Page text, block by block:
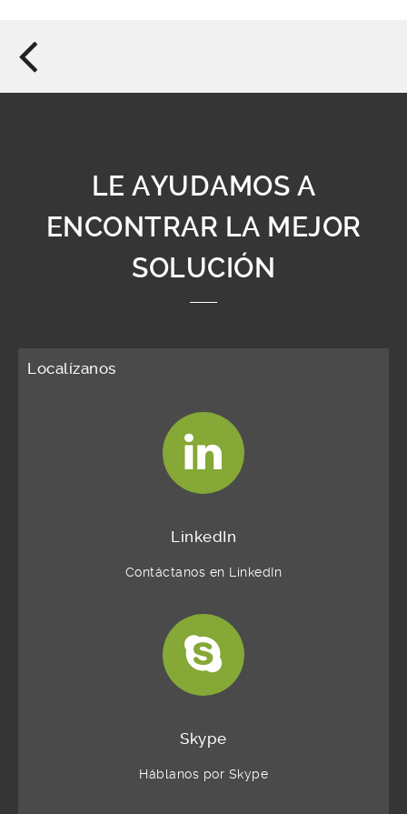
LE AYUDAMOS A
ENCONTRAR LA MEJOR
SOLUCIÓN
Localízanos
LinkedIn
Contáctanos en LinkedIn
Skype
Háblanos por Skype